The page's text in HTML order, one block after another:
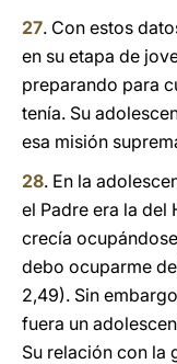
27. Con estos
en su etapa de
preparando para
tenía. Su
esa misión
28. En la
el Padre era la del
crecía
debo ocuparme
2,49). Sin
fuera un
Su relación con la